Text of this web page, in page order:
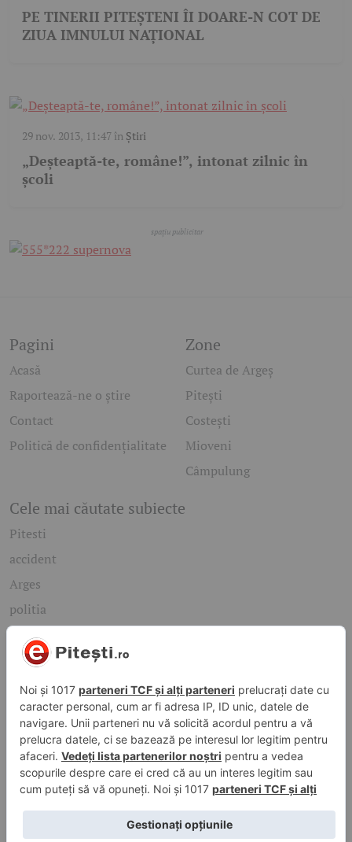
PE TINERII PITEȘTENI ÎI DOARE-N COT DE
ZIUA IMNULUI NAȚIONAL
29 nov. 2013, 11:47 în Știri
„Deșteaptă-te, române!”, intonat zilnic în
școli
Pagini
Acasă
Raportează-ne o știre
Contact
Politică de confidențialitate
Zone
Curtea de Argeș
Pitești
Costești
Mioveni
Câmpulung
Cele mai căutate subiecte
Pitesti
accident
Arges
politia
mioveni
Caută rapid știrile care te interesează
Găsește cele mai recente știri, evenimente și subiecte de
interes din orașul tău. Introdu un cuvânt-cheie și descoperă
informațiile de care ai nevoie!
Caută